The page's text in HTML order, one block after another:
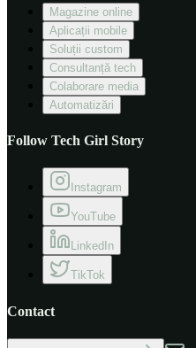
Magazine online
Aplicații mobile
Soluții custom
Consultanță tech
Colaborare media
Automatizări
Follow Tech Girl Story
Instagram
YouTube
LinkedIn
TikTok
Contact